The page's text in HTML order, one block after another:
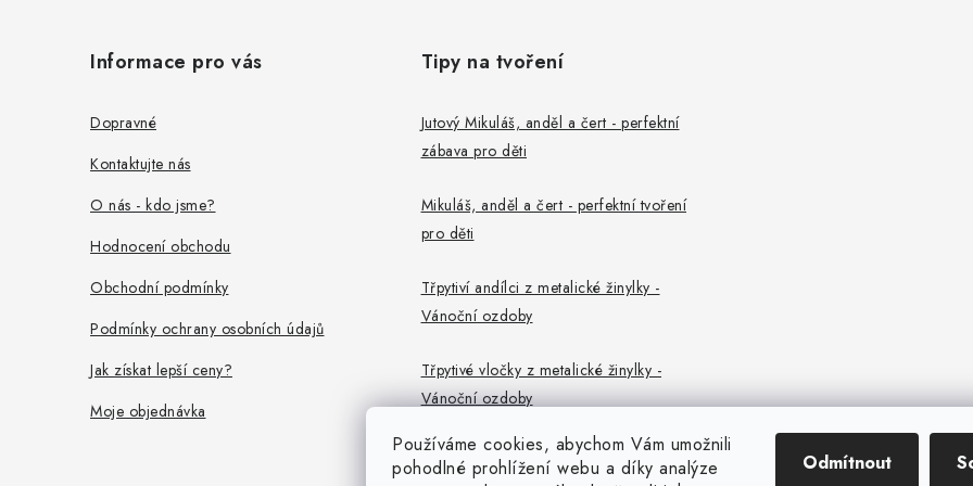
Používáme cookies, abychom Vám umožnili
pohodlné prohlížení webu a díky analýze
Odmítnout
Informace pro vás
Dopravné
Kontaktujte nás
O nás - kdo jsme?
Hodnocení obchodu
Obchodní podmínky
Podmínky ochrany osobních údajů
Jak získat lepší ceny?
Moje objednávka
Tipy na tvoření
Jutový Mikuláš, anděl a čert - perfektní
zábava pro děti
Mikuláš, anděl a čert - perfektní tvoření
pro děti
Třpytiví andílci z metalické žinylky -
Vánoční ozdoby
Třpytivé vločky z metalické žinylky -
Vánoční ozdoby